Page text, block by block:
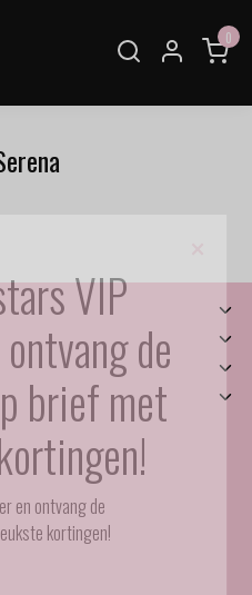
0
VIP
de
brief met
en ontvang de
kortingen!